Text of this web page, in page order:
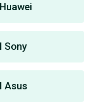
Sony
Asus